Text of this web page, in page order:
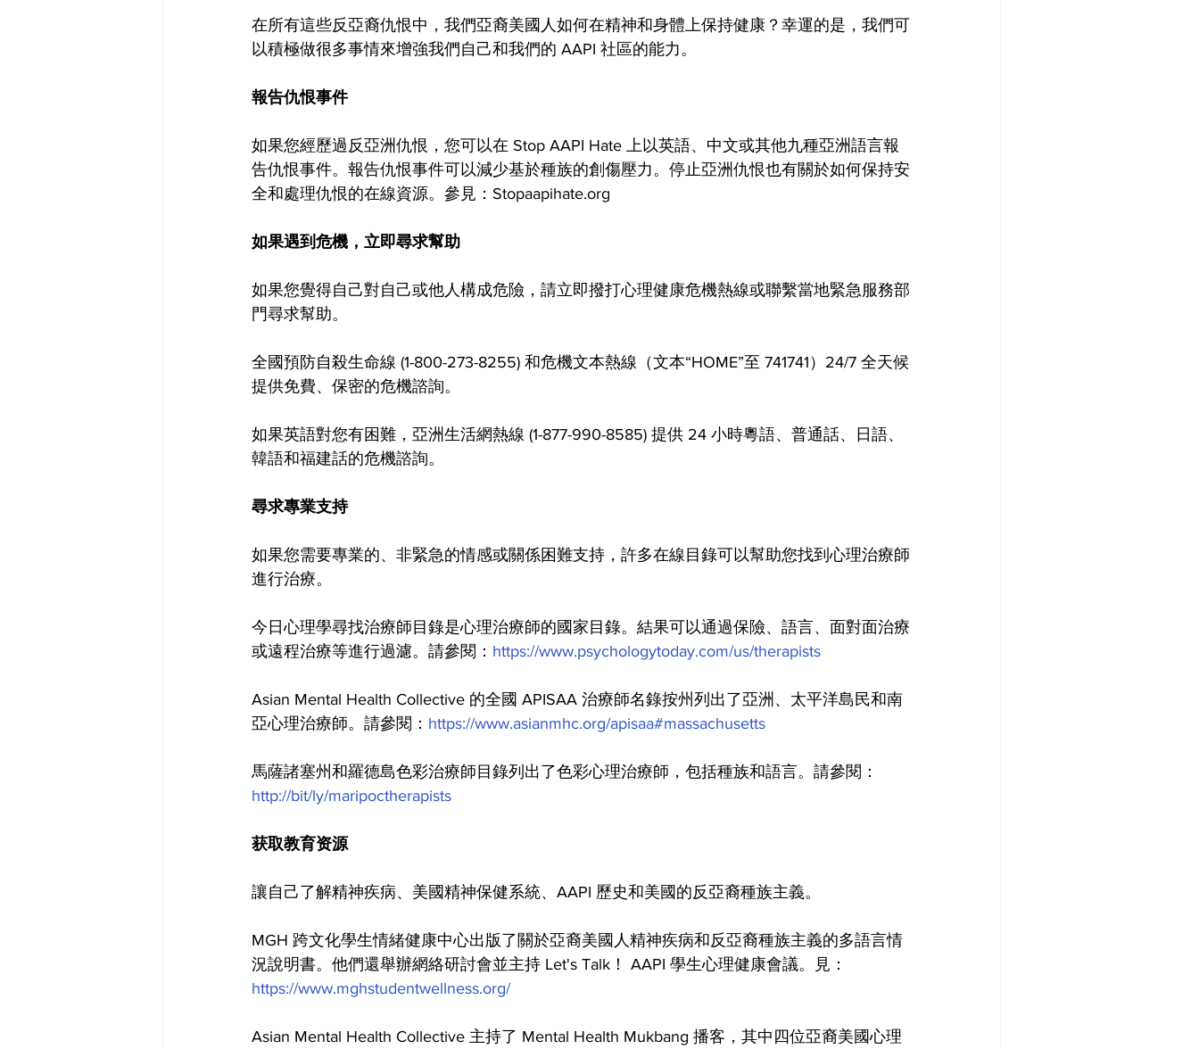
在所有這些反亞裔仇恨中，我們亞裔美國人如何在精神和身體上保持健康？幸運的是，我們可
以積極做很多事情來增強我們自己和我們的 AAPI 社區的能力。
報告仇恨事件
如果您經歷過反亞洲仇恨，您可以在 Stop AAPI Hate 上以英語、中文或其他九種亞洲語言報
告仇恨事件。報告仇恨事件可以減少基於種族的創傷壓力。停止亞洲仇恨也有關於如何保持安
全和處理仇恨的在線資源。參見：Stopaapihate.org
如果遇到危機，立即尋求幫助
如果您覺得自己對自己或他人構成危險，請立即撥打心理健康危機熱線或聯繫當地緊急服務部
門尋求幫助。
全國預防自殺生命線 (1-800-273-8255) 和危機文本熱線（文本“HOME”至 741741）24/7 全天候
提供免費、保密的危機諮詢。
如果英語對您有困難，亞洲生活網熱線 (1-877-990-8585) 提供 24 小時粵語、普通話、日語、
韓語和福建話的危機諮詢。
尋求專業支持
如果您需要專業的、非緊急的情感或關係困難支持，許多在線目錄可以幫助您找到心理治療師
進行治療。
今日心理學尋找治療師目錄是心理治療師的國家目錄。結果可以通過保險、語言、面對面治療
或遠程治療等進行過濾。請參閱： https://www.psychologytoday.com/us/therapists
Asian Mental Health Collective 的全國 APISAA 治療師名錄按州列出了亞洲、太平洋島民和南
亞心理治療師。請參閱： https://www.asianmhc.org/apisaa#massachusetts
馬薩諸塞州和羅德島色彩治療師目錄列出了色彩心理治療師，包括種族和語言。請參閱：
http://bit/ly/maripoctherapists
获取教育资源
讓自己了解精神疾病、美國精神保健系統、AAPI 歷史和美國的反亞裔種族主義。
MGH 跨文化學生情緒健康中心出版了關於亞裔美國人精神疾病和反亞裔種族主義的多語言情
況說明書。他們還舉辦網絡研討會並主持 Let's Talk！ AAPI 學生心理健康會議。見：
https://www.mghstudentwellness.org/
Asian Mental Health Collective 主持了 Mental Health Mukbang 播客，其中四位亞裔美國心理